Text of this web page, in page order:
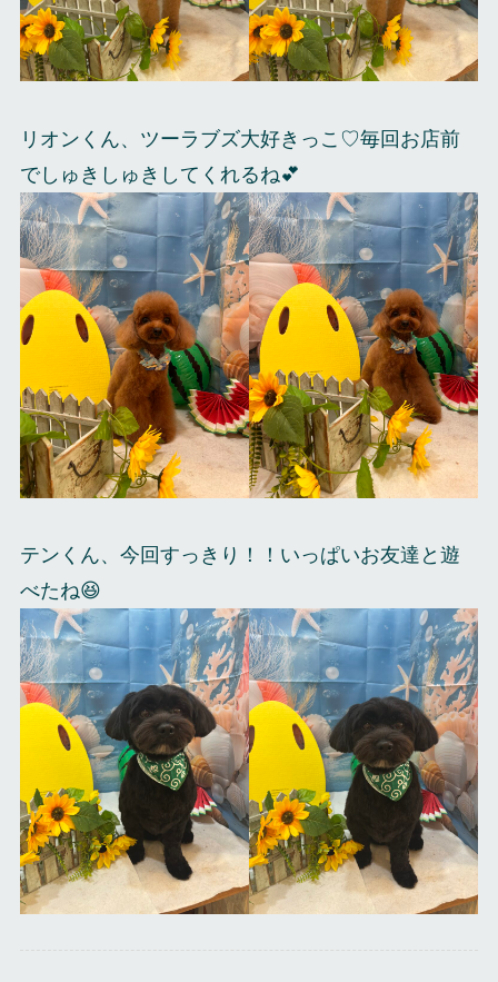
リオンくん、ツーラブズ大好きっこ♡毎回お店前
でしゅきしゅきしてくれるね💕
テンくん、今回すっきり！！いっぱいお友達と遊
べたね😆